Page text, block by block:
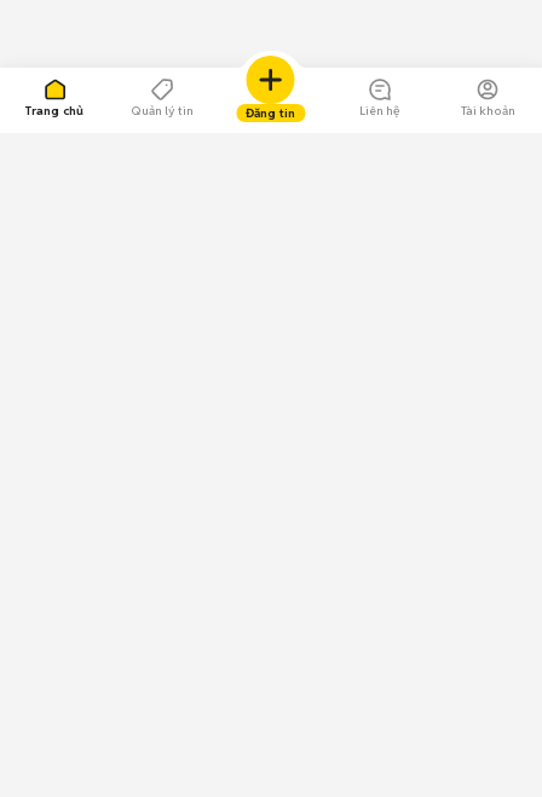
Trang chủ Quản lý tin Đăng tin Liên hệ Tài khoản